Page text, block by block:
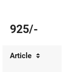
925/-
Article